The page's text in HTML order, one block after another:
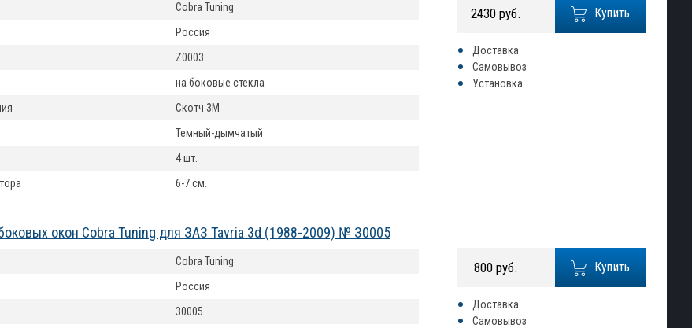
Купить
2430 руб.
Доставка
Самовывоз
Установка
Cobra Tuning
Россия
Z0003
на боковые стекла
Скотч 3М
Темный-дымчатый
4 шт.
6-7 см.
окон Cobra Tuning для ЗАЗ Tavria 3d (1988-2009) № З0005
Купить
800 руб.
Доставка
Самовывоз
Cobra Tuning
Россия
З0005